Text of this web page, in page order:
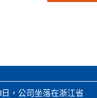
，公司坐落在浙江省